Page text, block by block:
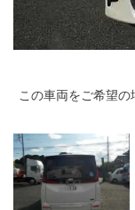
この車両をご希望